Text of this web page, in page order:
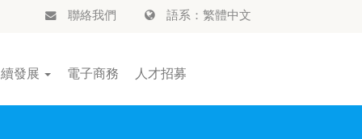
聯絡我們 語系：繁體中文
發展 電子商務 人才招募